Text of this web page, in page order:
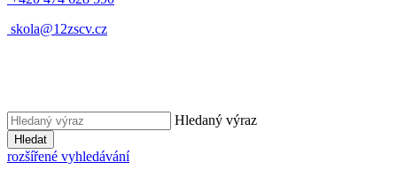
skola@12zscv.cz
Hledaný výraz
Hledat
rozšířené vyhledávání